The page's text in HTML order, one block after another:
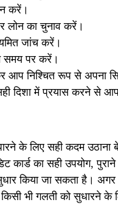
करें।
लोन का चुनाव करें।
जांच करें।
समय पर करें।
आप निश्चित रूप से अपना
दिशा में प्रयास करने से
के लिए सही कदम
कार्ड का सही उपयोग,
किया जा सकता है।
भी गलती को सुधारने के